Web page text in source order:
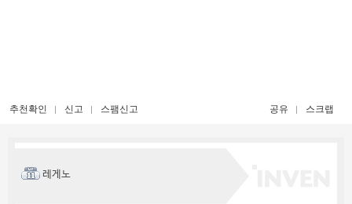
추천확인 신고 스팸신고 공유 스크랩
레게노